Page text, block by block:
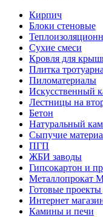
Кирпич
Блоки стеновые
Сухие смеси
Кровля для
Плитка
Пиломатериалы
Искусственный
Лестницы на
Бетон
Натуральный
Сыпучие
ПГП
ЖБИ заводы
Гипсокартон и
Металлопрокат
Готовые
Интернет
Камины и печи